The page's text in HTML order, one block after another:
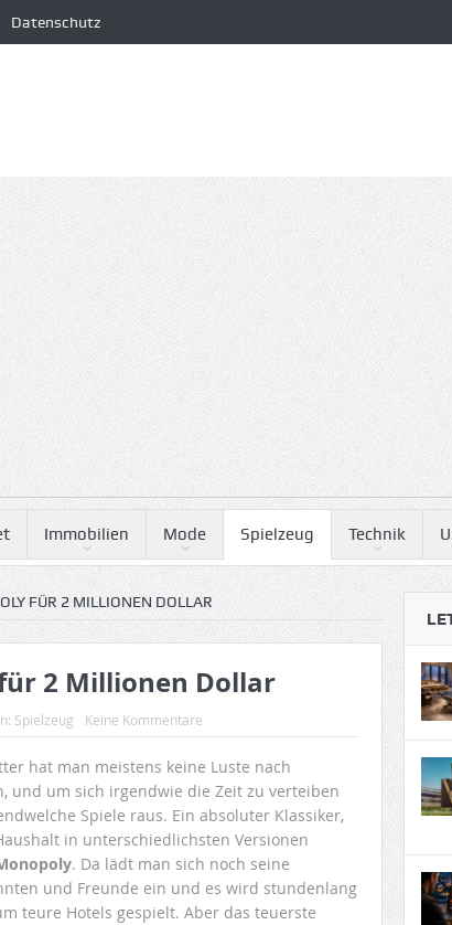
Datenschutz
Immobilien Mode Spielzeug Technik
FÜR 2 MILLIONEN DOLLAR
2 Millionen Dollar
Spielzeug Keine Kommentare
hat man meistens keine Luste nach
und um sich irgendwie die Zeit zu verteiben
Spiele raus. Ein absoluter Klassiker,
in unterschiedlichsten Versionen
. Da lädt man sich noch seine
und Freunde ein und es wird stundenlang
teure Hotels gespielt. Aber das teuerste